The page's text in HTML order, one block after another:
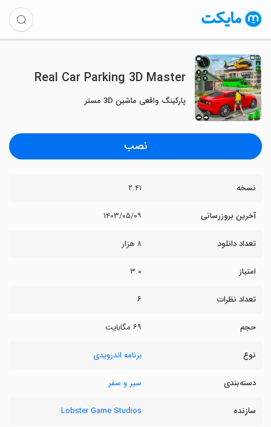
Real Car Parking 3D Master
پارکینگ واقعی ماشین 3D مستر
نصب
نسخه ۲.۴۱
آخرین بروزرسانی ۱۴۰۳/۰۵/۰۹
تعداد دانلود ۸ هزار
امتیاز ۳.۰
تعداد نظرات ۶
حجم ۶۹ مگابایت
نوع برنامه اندرویدی
دسته‌بندی سیر و سفر
سازنده Lobster Game Studios